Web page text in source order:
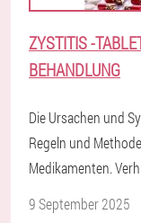
ZYSTITIS -
BEHANDLUNG
Die Ursachen und
Regeln und
Medikamenten.
9 September 2025